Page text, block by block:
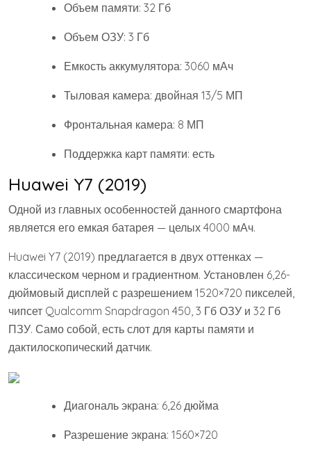
Объем памяти: 32 Гб
Объем ОЗУ: 3 Гб
Емкость аккумулятора: 3060 мАч
Тыловая камера: двойная 13/5 МП
Фронтальная камера: 8 МП
Поддержка карт памяти: есть
Huawei Y7 (2019)
Одной из главных особенностей данного смартфона
является его емкая батарея — целых 4000 мАч.
Huawei Y7 (2019) предлагается в двух оттенках —
классическом черном и градиентном. Установлен 6,26-
дюймовый дисплей с разрешением 1520×720 пикселей,
чипсет Qualcomm Snapdragon 450, 3 Гб ОЗУ и 32 Гб
ПЗУ. Само собой, есть слот для карты памяти и
дактилоскопический датчик.
Диагональ экрана: 6,26 дюйма
Разрешение экрана: 1560×720